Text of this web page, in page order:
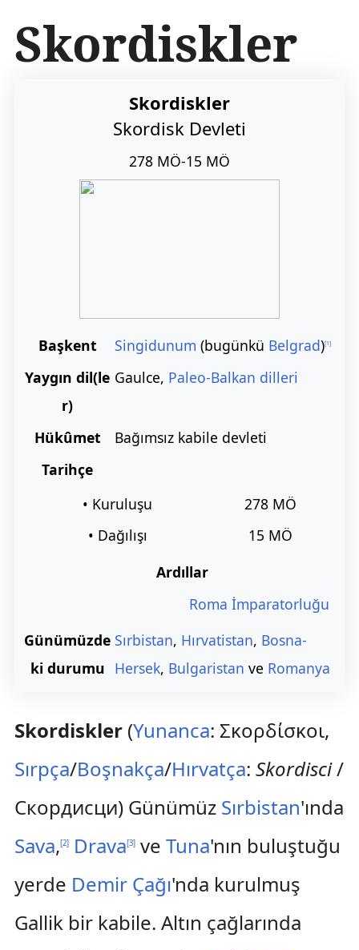
ç
e
r
Skordiskler
Skordiskler
Skordisk Devleti
278 MÖ-15 MÖ
Başkent Singidunum (bugünkü Belgrad)[1]
Yaygın dil(le
r)
Gaulce, Paleo-Balkan dilleri
Hükûmet
Bağımsız kabile devleti
Tarihçe
• Kuruluşu
278 MÖ
• Dağılışı
15 MÖ
Ardıllar
Roma İmparatorluğu
Günümüzde
ki durumu
Sırbistan, Hırvatistan, Bosna-
Hersek, Bulgaristan ve Romanya
Skordiskler(Yunanca: Σκορδίσκοι,
Sırpça/Boşnakça/Hırvatça: Skordisci/
Скордисци) Günümüz Sırbistan'ında
Sava,[2] Drava[3]ve Tuna'nın buluştuğu
yerde Demir Çağı'nda kurulmuş
Gallik bir kabile. Altın çağlarında